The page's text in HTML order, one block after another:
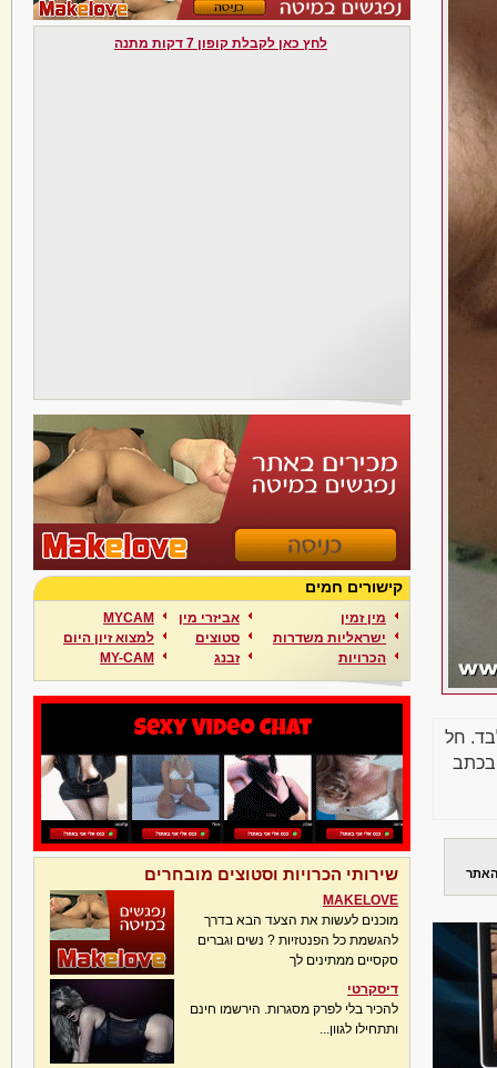
חל
בכתב
האתר
לחץ כאן לקבלת קופון 7 דקות מתנה
קישורים חמים
מין זמין
ישראליות משדרות
הכרויות
אביזרי מין
סטוצים
זבנג
MYCAM
למצוא זיון היום
MY-CAM
שירותי הכרויות וסטוצים מובחרים
MAKELOVE
מוכנים לעשות את הצעד הבא בדרך
להגשמת כל הפנטזיות ? נשים וגברים
סקסיים ממתינים לך
דיסקרטי
להכיר בלי לפרק מסגרות. הירשמו חינם
ותתחילו לגוון...